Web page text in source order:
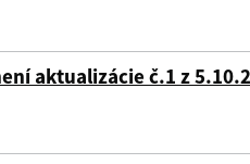
aktualizácie č.1 z